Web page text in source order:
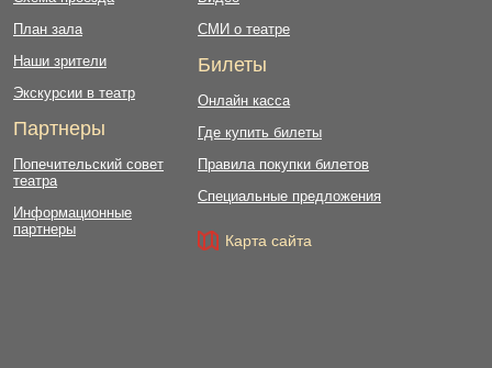
План зала
Наши зрители
Экскурсии в театр
Партнеры
Попечительский совет
театра
Информационные
партнеры
СМИ о театре
Билеты
Онлайн касса
Где купить билеты
Правила покупки билетов
Специальные предложения
Карта сайта